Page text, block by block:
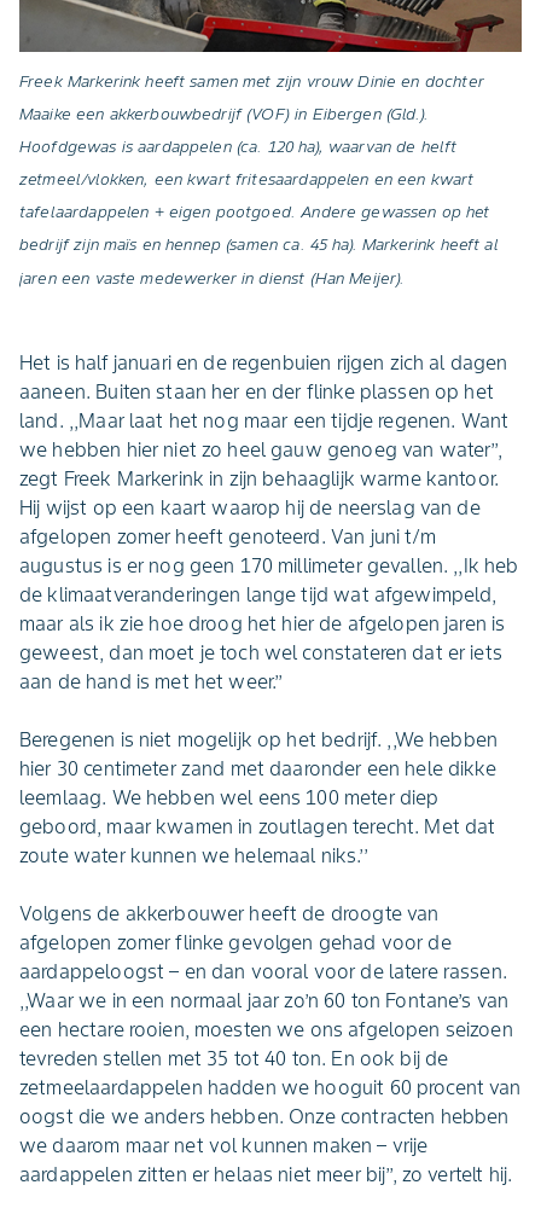
Freek Markerink heeft samen met zijn vrouw Dinie en dochter
Maaike een akkerbouwbedrijf (VOF) in Eibergen (Gld.).
Hoofdgewas is aardappelen (ca. 120 ha), waarvan de helft
zetmeel/vlokken, een kwart fritesaardappelen en een kwart
tafelaardappelen + eigen pootgoed. Andere gewassen op het
bedrijf zijn maïs en hennep (samen ca. 45 ha). Markerink heeft al
jaren een vaste medewerker in dienst (Han Meijer).
Het is half januari en de regenbuien rijgen zich al dagen
aaneen. Buiten staan her en der flinke plassen op het
land. ,,Maar laat het nog maar een tijdje regenen. Want
we hebben hier niet zo heel gauw genoeg van water’’,
zegt Freek Markerink in zijn behaaglijk warme kantoor.
Hij wijst op een kaart waarop hij de neerslag van de
afgelopen zomer heeft genoteerd. Van juni t/m
augustus is er nog geen 170 millimeter gevallen. ,,Ik heb
de klimaatveranderingen lange tijd wat afgewimpeld,
maar als ik zie hoe droog het hier de afgelopen jaren is
geweest, dan moet je toch wel constateren dat er iets
aan de hand is met het weer.’’
Beregenen is niet mogelijk op het bedrijf. ,,We hebben
hier 30 centimeter zand met daaronder een hele dikke
leemlaag. We hebben wel eens 100 meter diep
geboord, maar kwamen in zoutlagen terecht. Met dat
zoute water kunnen we helemaal niks.’’
Volgens de akkerbouwer heeft de droogte van
afgelopen zomer flinke gevolgen gehad voor de
aardappeloogst – en dan vooral voor de latere rassen.
,,Waar we in een normaal jaar zo’n 60 ton Fontane’s van
een hectare rooien, moesten we ons afgelopen seizoen
tevreden stellen met 35 tot 40 ton. En ook bij de
zetmeelaardappelen hadden we hooguit 60 procent van
oogst die we anders hebben. Onze contracten hebben
we daarom maar net vol kunnen maken – vrije
aardappelen zitten er helaas niet meer bij’’, zo vertelt hij.